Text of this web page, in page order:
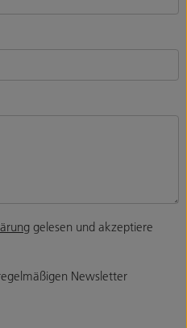
gelesen und akzeptiere
Newsletter